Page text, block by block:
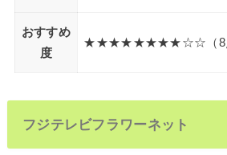
おすすめ
度
★★★★★★★★☆☆（8
フジテレビフラワーネット